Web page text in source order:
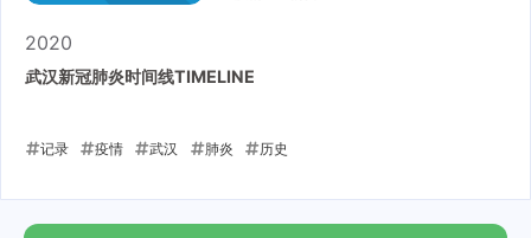
2020
武汉新冠肺炎时间线TIMELINE
记录 疫情 武汉 肺炎 历史